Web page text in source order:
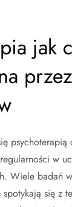
jak
przez
psychoterapią
w
Wiele badań
się z